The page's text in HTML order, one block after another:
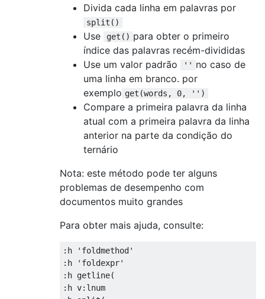
Divida cada linha em palavras por
split()
Use get() para obter o primeiro
índice das palavras recém-divididas
Use um valor padrão
'' no caso de
uma linha em branco. por
exemplo get(words, 0, '')
Compare a primeira palavra da linha
atual com a primeira palavra da linha
anterior na parte da condição do
ternário
Nota: este método pode ter alguns
problemas de desempenho com
documentos muito grandes
Para obter mais ajuda, consulte:
:h 'foldmethod'
:h 'foldexpr'
:h getline(
:h v:lnum